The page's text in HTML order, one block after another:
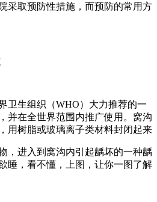
采取预防性措施， 而预防的常用方
生组织（WHO）大力推荐的一
并在全世界范围内推广使用。 窝沟
用树脂或玻璃离子类材料封闭起来
， 进入到窝沟内引起龋坏的一种龋
睡，看不懂， 上图，让你一图了解